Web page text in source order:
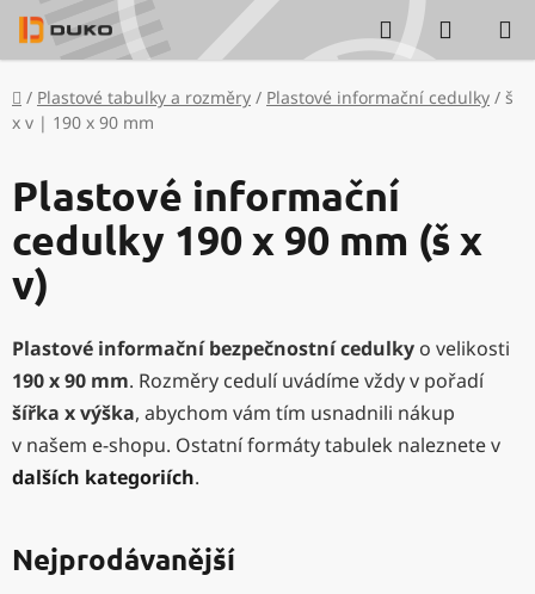
Přejít
na
obsah
Hledat
KOŠÍK
Domů
/ Plastové tabulky a rozměry / Plastové informační cedulky / š
x v | 190 x 90 mm
Plastové informační
cedulky 190 x 90 mm (š x
v)
Plastové informační bezpečnostní cedulky o velikosti
190 x 90 mm. Rozměry cedulí uvádíme vždy v pořadí
šířka x výška, abychom vám tím usnadnili nákup
v našem e-shopu. Ostatní formáty tabulek naleznete v
dalších kategoriích.
Nejprodávanější